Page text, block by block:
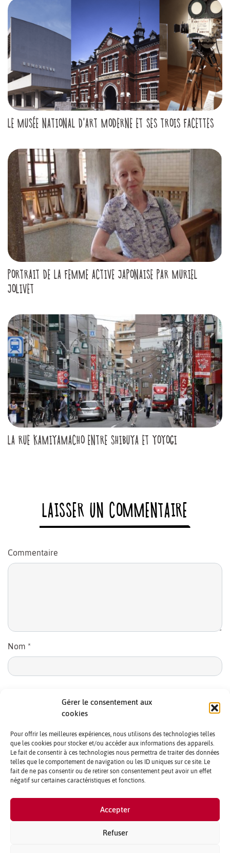
Gérer le consentement aux
cookies
Pour offrir les meilleures expériences, nous utilisons des technologies telles
que les cookies pour stocker et/ou accéder aux informations des appareils.
Le fait de consentir à ces technologies nous permettra de traiter des données
telles que le comportement de navigation ou les ID uniques sur ce site. Le
fait de ne pas consentir ou de retirer son consentement peut avoir un effet
négatif sur certaines caractéristiques et fonctions.
Accepter
Refuser
LE MUSÉE NATIONAL D'ART MODERNE ET SES TROIS FACETTES
PORTRAIT DE LA FEMME ACTIVE JAPONAISE PAR MURIEL
JOLIVET
LA RUE KAMIYAMACHO ENTRE SHIBUYA ET YOYOGI
LAISSER UN COMMENTAIRE
Commentaire
Nom *